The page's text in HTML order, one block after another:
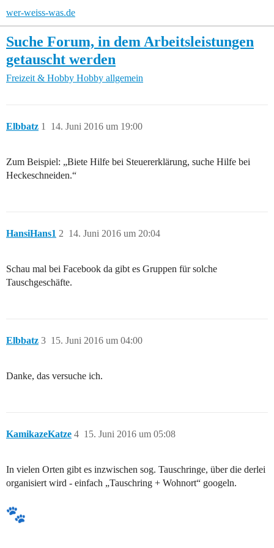
wer-weiss-was.de
Suche Forum, in dem Arbeitsleistungen
getauscht werden
Freizeit & Hobby Hobby allgemein
Elbbatz 14. Juni 2016 um 19:00
1
Zum Beispiel: „Biete Hilfe bei Steuererklärung, suche Hilfe bei
Heckeschneiden.“
HansiHans1 14. Juni 2016 um 20:04
2
Schau mal bei Facebook da gibt es Gruppen für solche
Tauschgeschäfte.
Elbbatz 15. Juni 2016 um 04:00
3
Danke, das versuche ich.
KamikazeKatze 15. Juni 2016 um 05:08
4
In vielen Orten gibt es inzwischen sog. Tauschringe, über die derlei
organisiert wird - einfach „Tauschring + Wohnort“ googeln.